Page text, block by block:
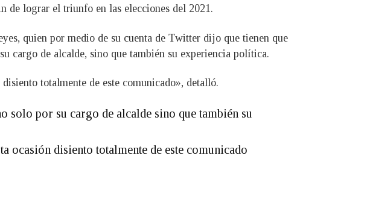
de lograr el triunfo en las elecciones del 2021.
quien por medio de su cuenta de Twitter dijo que tienen que
cargo de alcalde, sino que también su experiencia política.
totalmente de este comunicado», detalló.
solo por su cargo de alcalde sino que también su
ocasión disiento totalmente de este comunicado